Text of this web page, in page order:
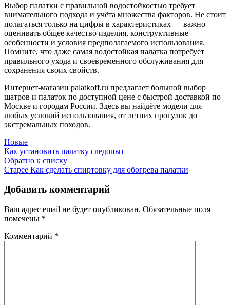
Выбор палатки с правильной водостойкостью требует
внимательного подхода и учёта множества факторов. Не стоит
полагаться только на цифры в характеристиках — важно
оценивать общее качество изделия, конструктивные
особенности и условия предполагаемого использования.
Помните, что даже самая водостойкая палатка потребует
правильного ухода и своевременного обслуживания для
сохранения своих свойств.
Интернет-магазин palatkoff.ru предлагает большой выбор
шатров и палаток по доступной цене с быстрой доставкой по
Москве и городам России. Здесь вы найдёте модели для
любых условий использования, от летних прогулок до
экстремальных походов.
Новые
Как установить палатку следопыт
Обратно к списку
Старее Как сделать спиртовку для обогрева палатки
Добавить комментарий
Ваш адрес email не будет опубликован. Обязательные поля
помечены *
Комментарий *